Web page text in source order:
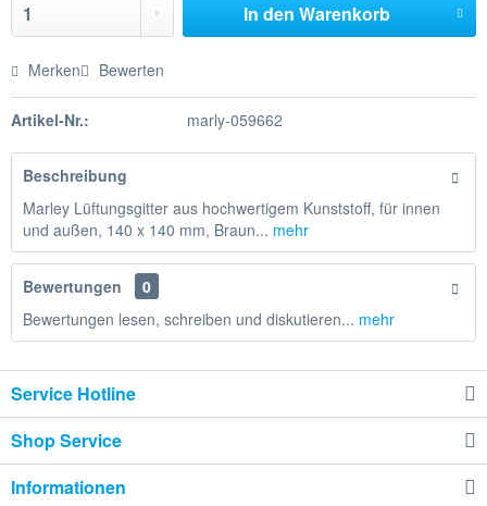
In den Warenkorb
Merken Bewerten
Artikel-Nr.: marly-059662
Beschreibung
Marley Lüftungsgitter aus hochwertigem Kunststoff, für innen
und außen, 140 x 140 mm, Braun... mehr
Bewertungen
0
Bewertungen lesen, schreiben und diskutieren... mehr
Service Hotline
Shop Service
Informationen